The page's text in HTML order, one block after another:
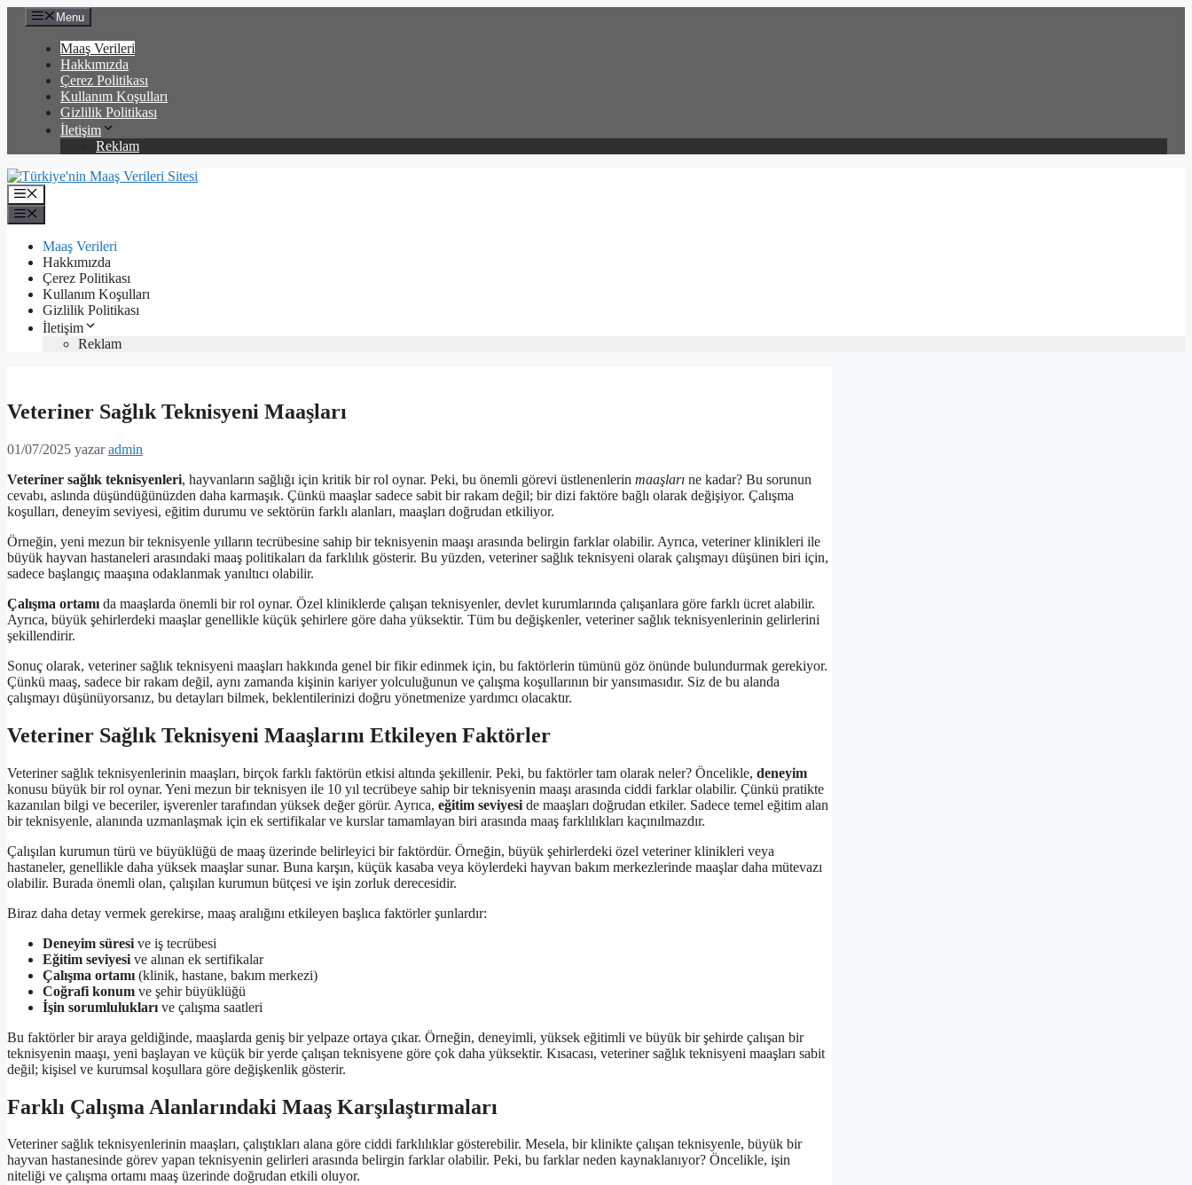
İçeriğe
atla
Menu
Maaş Verileri
Hakkımızda
Çerez Politikası
Kullanım Koşulları
Gizlilik Politikası
İletişim
Reklam
Menü
Maaş Verileri
Hakkımızda
Çerez Politikası
Kullanım Koşulları
Gizlilik Politikası
İletişim
Reklam
Veteriner Sağlık Teknisyeni Maaşları
01/07/2025 yazaradmin
Veteriner sağlık teknisyenleri, hayvanların sağlığı için kritik bir rol oynar. Peki, bu önemli görevi üstlenenlerin maaşları ne kadar? Bu sorunun
cevabı, aslında düşündüğünüzden daha karmaşık. Çünkü maaşlar sadece sabit bir rakam değil; bir dizi faktöre bağlı olarak değişiyor. Çalışma
koşulları, deneyim seviyesi, eğitim durumu ve sektörün farklı alanları, maaşları doğrudan etkiliyor.
Örneğin, yeni mezun bir teknisyenle yılların tecrübesine sahip bir teknisyenin maaşı arasında belirgin farklar olabilir. Ayrıca, veteriner klinikleri ile
büyük hayvan hastaneleri arasındaki maaş politikaları da farklılık gösterir. Bu yüzden, veteriner sağlık teknisyeni olarak çalışmayı düşünen biri için,
sadece başlangıç maaşına odaklanmak yanıltıcı olabilir.
Çalışma ortamı da maaşlarda önemli bir rol oynar. Özel kliniklerde çalışan teknisyenler, devlet kurumlarında çalışanlara göre farklı ücret alabilir.
Ayrıca, büyük şehirlerdeki maaşlar genellikle küçük şehirlere göre daha yüksektir. Tüm bu değişkenler, veteriner sağlık teknisyenlerinin gelirlerini
şekillendirir.
Sonuç olarak, veteriner sağlık teknisyeni maaşları hakkında genel bir fikir edinmek için, bu faktörlerin tümünü göz önünde bulundurmak gerekiyor.
Çünkü maaş, sadece bir rakam değil, aynı zamanda kişinin kariyer yolculuğunun ve çalışma koşullarının bir yansımasıdır. Siz de bu alanda
çalışmayı düşünüyorsanız, bu detayları bilmek, beklentilerinizi doğru yönetmenize yardımcı olacaktır.
Veteriner Sağlık Teknisyeni Maaşlarını Etkileyen Faktörler
Veteriner sağlık teknisyenlerinin maaşları, birçok farklı faktörün etkisi altında şekillenir. Peki, bu faktörler tam olarak neler? Öncelikle, deneyim
konusu büyük bir rol oynar. Yeni mezun bir teknisyen ile 10 yıl tecrübeye sahip bir teknisyenin maaşı arasında ciddi farklar olabilir. Çünkü pratikte
kazanılan bilgi ve beceriler, işverenler tarafından yüksek değer görür. Ayrıca, eğitim seviyesi de maaşları doğrudan etkiler. Sadece temel eğitim alan
bir teknisyenle, alanında uzmanlaşmak için ek sertifikalar ve kurslar tamamlayan biri arasında maaş farklılıkları kaçınılmazdır.
Çalışılan kurumun türü ve büyüklüğü de maaş üzerinde belirleyici bir faktördür. Örneğin, büyük şehirlerdeki özel veteriner klinikleri veya
hastaneler, genellikle daha yüksek maaşlar sunar. Buna karşın, küçük kasaba veya köylerdeki hayvan bakım merkezlerinde maaşlar daha mütevazı
olabilir. Burada önemli olan, çalışılan kurumun bütçesi ve işin zorluk derecesidir.
Biraz daha detay vermek gerekirse, maaş aralığını etkileyen başlıca faktörler şunlardır:
Deneyim süresi ve iş tecrübesi
Eğitim seviyesi ve alınan ek sertifikalar
Çalışma ortamı (klinik, hastane, bakım merkezi)
Coğrafi konum ve şehir büyüklüğü
İşin sorumlulukları ve çalışma saatleri
Bu faktörler bir araya geldiğinde, maaşlarda geniş bir yelpaze ortaya çıkar. Örneğin, deneyimli, yüksek eğitimli ve büyük bir şehirde çalışan bir
teknisyenin maaşı, yeni başlayan ve küçük bir yerde çalışan teknisyene göre çok daha yüksektir. Kısacası, veteriner sağlık teknisyeni maaşları sabit
değil; kişisel ve kurumsal koşullara göre değişkenlik gösterir.
Farklı Çalışma Alanlarındaki Maaş Karşılaştırmaları
Veteriner sağlık teknisyenlerinin maaşları, çalıştıkları alana göre ciddi farklılıklar gösterebilir. Mesela, bir klinikte çalışan teknisyenle, büyük bir
hayvan hastanesinde görev yapan teknisyenin gelirleri arasında belirgin farklar olabilir. Peki, bu farklar neden kaynaklanıyor? Öncelikle, işin
niteliği ve çalışma ortamı maaş üzerinde doğrudan etkili oluyor.